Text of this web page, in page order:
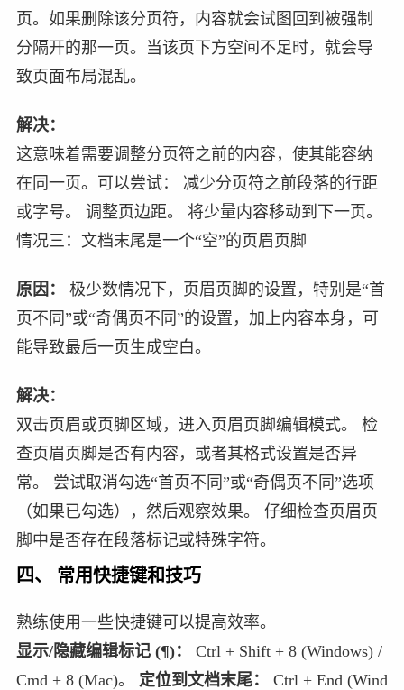
页。如果删除该分页符，内容就会试图回到被强制
分隔开的那一页。当该页下方空间不足时，就会导
致页面布局混乱。
解决：
这意味着需要调整分页符之前的内容，使其能容纳
在同一页。可以尝试： 减少分页符之前段落的行距
或字号。 调整页边距。 将少量内容移动到下一页。
情况三：文档末尾是一个“空”的页眉页脚
原因：
极少数情况下，页眉页脚的设置，特别是“首
页不同”或“奇偶页不同”的设置，加上内容本身，可
能导致最后一页生成空白。
解决：
双击页眉或页脚区域，进入页眉页脚编辑模式。 检
查页眉页脚是否有内容，或者其格式设置是否异
常。 尝试取消勾选“首页不同”或“奇偶页不同”选项
（如果已勾选），然后观察效果。 仔细检查页眉页
脚中是否存在段落标记或特殊字符。
四、 常用快捷键和技巧
熟练使用一些快捷键可以提高效率。
显示/隐藏编辑标记 (¶)：
Ctrl + Shift + 8 (Windows) /
Cmd + 8 (Mac)。 定位到文档末尾：
Ctrl + End (Wind